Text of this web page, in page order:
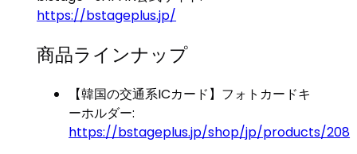
https://bstageplus.jp/
商品ラインナップ
【韓国の交通系ICカード】フォトカードキ
ーホルダー:
https://bstageplus.jp/shop/jp/products/208